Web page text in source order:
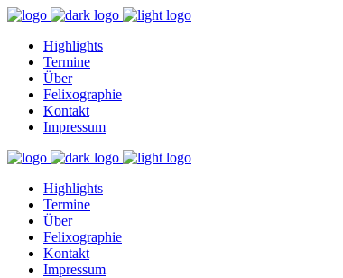
Highlights
Termine
Über
Felixographie
Kontakt
Impressum
Highlights
Termine
Über
Felixographie
Kontakt
Impressum